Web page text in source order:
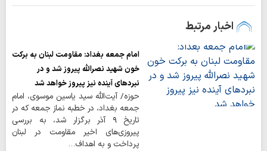
اخبار مرتبط
امام جمعه بغداد: مقاومت لبنان به برکت
خون شهید نصرالله پیروز شد و در
نبردهای آینده نیز پیروز خواهد شد
حوزه/ آیت‌الله سید یاسین موسوی، امام
جمعه بغداد، در خطبه نماز جمعه که در
تاریخ ۹ آذر برگزار شد، به بررسی
پیروزی‌های اخیر مقاومت در لبنان
پرداخت و به اهداف…